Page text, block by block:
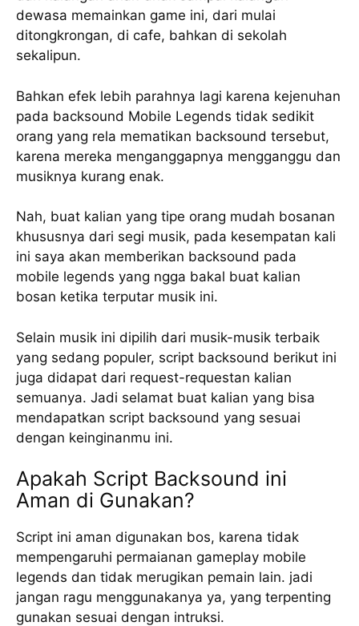
dewasa memainkan game ini, dari mulai
ditongkrongan, di cafe, bahkan di sekolah
sekalipun.
Bahkan efek lebih parahnya lagi karena kejenuhan
pada backsound Mobile Legends tidak sedikit
orang yang rela mematikan backsound tersebut,
karena mereka menganggapnya mengganggu dan
musiknya kurang enak.
Nah, buat kalian yang tipe orang mudah bosanan
khususnya dari segi musik, pada kesempatan kali
ini saya akan memberikan backsound pada
mobile legends yang ngga bakal buat kalian
bosan ketika terputar musik ini.
Selain musik ini dipilih dari musik-musik terbaik
yang sedang populer, script backsound berikut ini
juga didapat dari request-requestan kalian
semuanya. Jadi selamat buat kalian yang bisa
mendapatkan script backsound yang sesuai
dengan keinginanmu ini.
Apakah Script Backsound ini
Aman di Gunakan?
Script ini aman digunakan bos, karena tidak
mempengaruhi permaianan gameplay mobile
legends dan tidak merugikan pemain lain. jadi
jangan ragu menggunakanya ya, yang terpenting
gunakan sesuai dengan intruksi.